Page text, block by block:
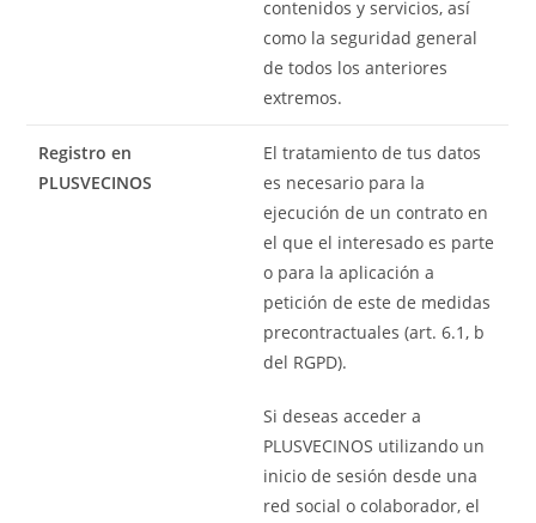
contenidos y servicios, así
como la seguridad general
de todos los anteriores
extremos.
Registro en
PLUSVECINOS
El tratamiento de tus datos
es necesario para la
ejecución de un contrato en
el que el interesado es parte
o para la aplicación a
petición de este de medidas
precontractuales (art. 6.1, b
del RGPD).
Si deseas acceder a
PLUSVECINOS utilizando un
inicio de sesión desde una
red social o colaborador, el